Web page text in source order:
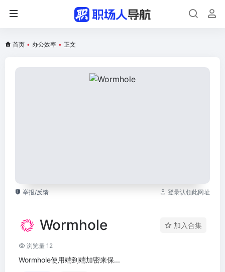
首页 • 办公效率 • 正文
举报/反馈 登录认领此网址
Wormhole 加入合集
浏览量 12
Wormhole使用端到端加密来保...